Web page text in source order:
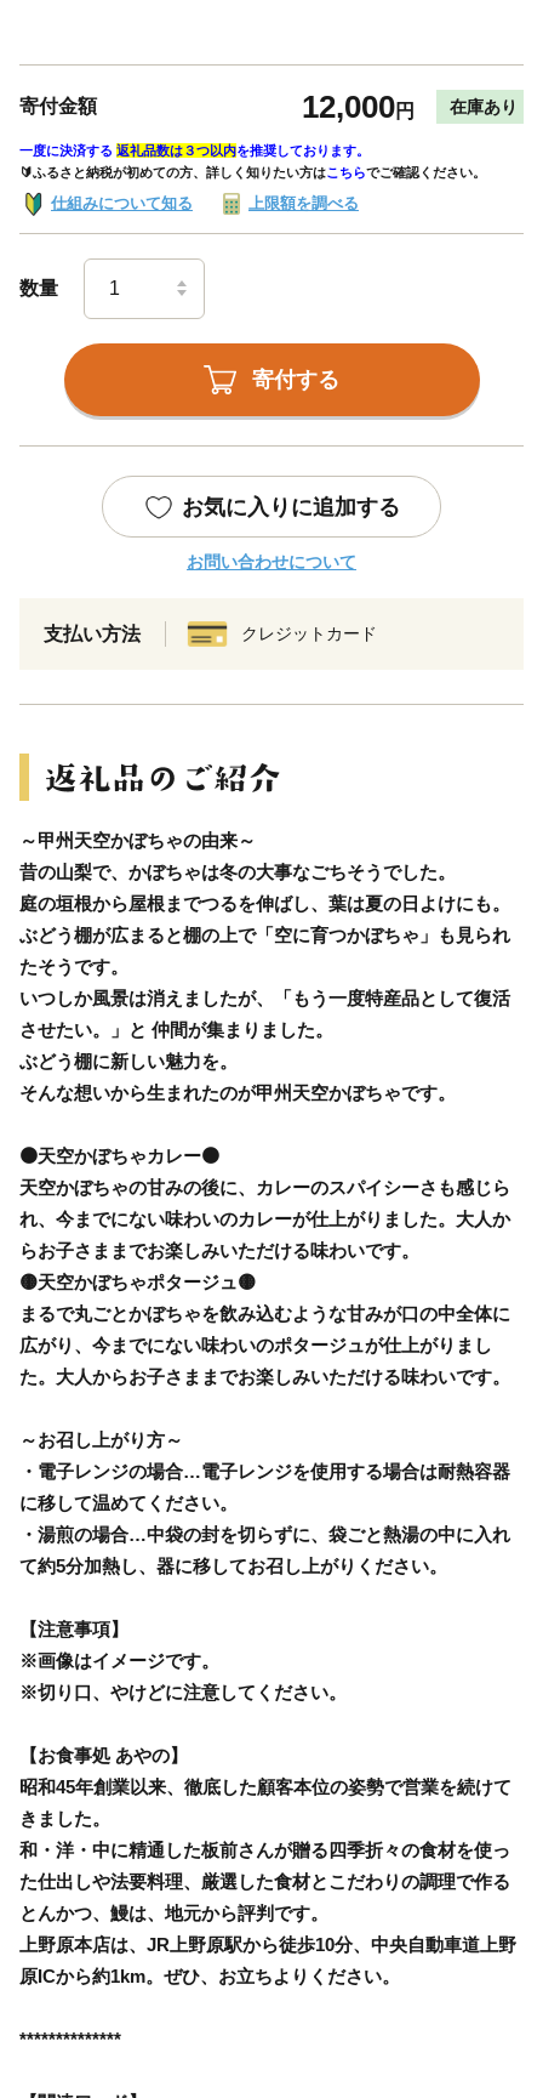
寄付金額 12,000円 在庫あり
一度に決済する 返礼品数は３つ以内を推奨しております。
🔰ふるさと納税が初めての方、詳しく知りたい方はこちらでご確認ください。
仕組みについて知る 上限額を調べる
数量
寄付する
お気に入りに追加する
お問い合わせについて
支払い方法 クレジットカード
～甲州天空かぼちゃの由来～
昔の山梨で、かぼちゃは冬の大事なごちそうでした。
庭の垣根から屋根までつるを伸ばし、葉は夏の日よけにも。
ぶどう棚が広まると棚の上で「空に育つかぼちゃ」も見られ
たそうです。
いつしか風景は消えましたが、「もう一度特産品として復活
させたい。」と 仲間が集まりました。
ぶどう棚に新しい魅力を。
そんな想いから生まれたのが甲州天空かぼちゃです。
🟠天空かぼちゃカレー🟠
天空かぼちゃの甘みの後に、カレーのスパイシーさも感じら
れ、今までにない味わいのカレーが仕上がりました。大人か
らお子さままでお楽しみいただける味わいです。
🟡天空かぼちゃポタージュ🟡
まるで丸ごとかぼちゃを飲み込むような甘みが口の中全体に
広がり、今までにない味わいのポタージュが仕上がりまし
た。大人からお子さままでお楽しみいただける味わいです。
～お召し上がり方～
・電子レンジの場合…電子レンジを使用する場合は耐熱容器
に移して温めてください。
・湯煎の場合…中袋の封を切らずに、袋ごと熱湯の中に入れ
て約5分加熱し、器に移してお召し上がりください。
【注意事項】
※画像はイメージです。
※切り口、やけどに注意してください。
【お食事処 あやの】
昭和45年創業以来、徹底した顧客本位の姿勢で営業を続けて
きました。
和・洋・中に精通した板前さんが贈る四季折々の食材を使っ
た仕出しや法要料理、厳選した食材とこだわりの調理で作る
とんかつ、鰻は、地元から評判です。
上野原本店は、JR上野原駅から徒歩10分、中央自動車道上野
原ICから約1km。ぜひ、お立ちよりください。
**************